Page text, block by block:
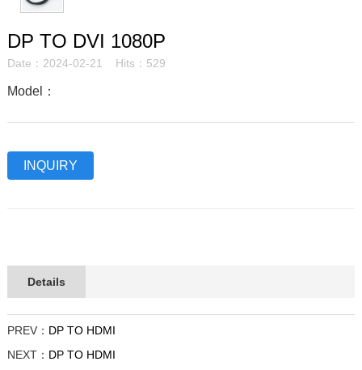
DP TO DVI 1080P
Date：2024-02-21 Hits：529
Model：
INQUIRY
Details
PREV： DP TO HDMI
NEXT： DP TO HDMI